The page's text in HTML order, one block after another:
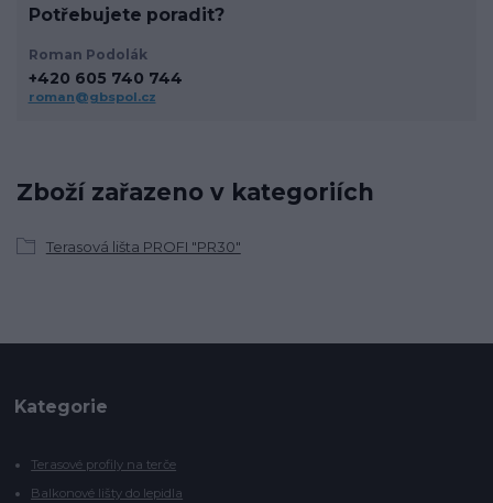
Zboží zařazeno v kategoriích
Terasová lišta PROFI "PR30"
Potřebujete poradit?
Roman Podolák
+420 605 740 744
roman@gbspol.cz
Kategorie
Terasové profily na terče
Balkonové lišty do lepidla